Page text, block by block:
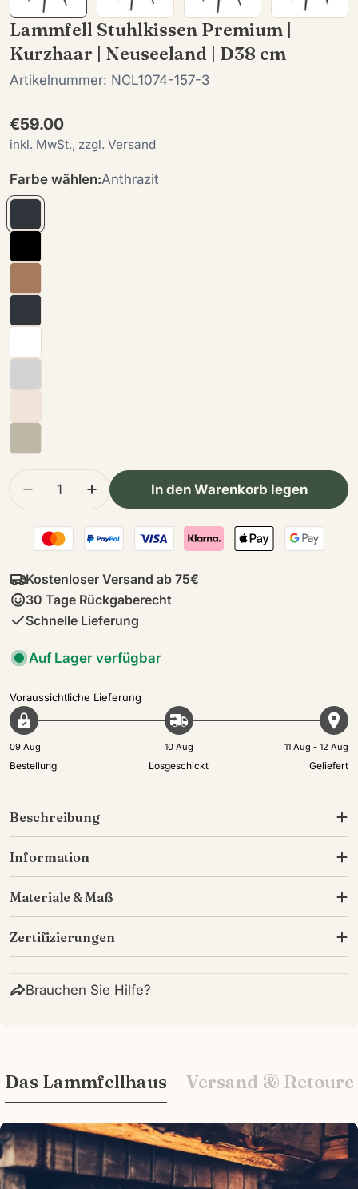
Lammfell Stuhlkissen Premium |
Kurzhaar | Neuseeland | D38 cm
Artikelnummer: NCL1074-157-3
Regulärer
Preis
€59.00
inkl. MwSt., zzgl. Versand
Farbe wählen:Anthrazit
Menge
Menge für Lammfell Stuhlkissen Premium |
Menge für Lammfell Stuhlkissen
In den Warenkorb legen
Kostenloser Versand ab 75€
30 Tage Rückgaberecht
Schnelle Lieferung
Auf Lager verfügbar
Voraussichtliche Lieferung
09 Aug
Bestellung
10 Aug
Losgeschickt
11 Aug - 12 Aug
Geliefert
Beschreibung
Information
Materiale & Maß
Zertifizierungen
Brauchen Sie Hilfe?
Wie können wir Ihnen helfen?
Ihr
Name
Das Lammfellhaus Versand & Retoure